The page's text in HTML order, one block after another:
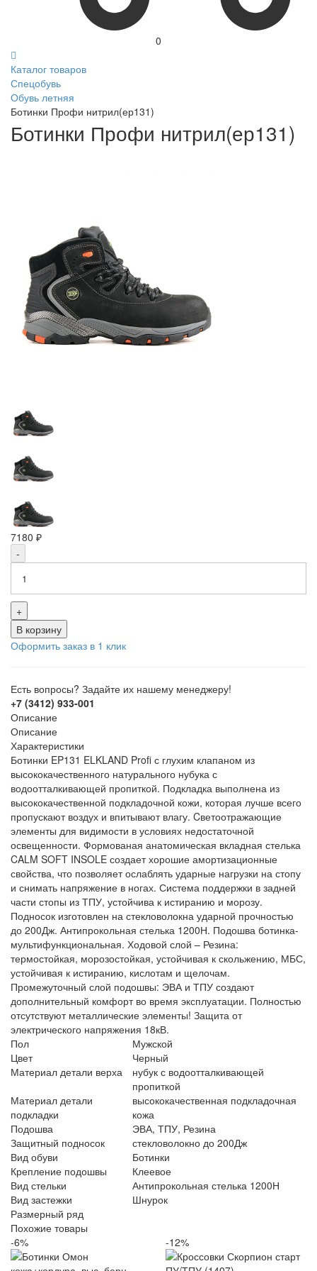
0
Каталог товаров
Спецобувь
Обувь летняя
Ботинки Профи нитрил(ер131)
Ботинки Профи нитрил(ер131)
7180 ₽
-
+
В корзину
Оформить заказ в 1 клик
Есть вопросы? Задайте их нашему менеджеру!
+7 (3412) 933-001
Описание
Описание
Характеристики
Ботинки EP131 ELKLAND Profi с глухим клапаном из
высококачественного натурального нубука с
водоотталкивающей пропиткой. Подкладка выполнена из
высококачественной подкладочной кожи, которая лучше всего
пропускают воздух и впитывают влагу. Cветоотражающие
элементы для видимости в условиях недостаточной
освещенности. Формованая анатомическая вкладная стелька
CALM SOFT INSOLE создает хорошие амортизационные
свойства, что позволяет ослаблять ударные нагрузки на стопу
и снимать напряжение в ногах. Система поддержки в задней
части стопы из ТПУ, устойчива к истиранию и морозу.
Подносок изготовлен на стекловолокна ударной прочностью
до 200Дж. Антипрокольная стелька 1200Н. Подошва ботинка-
мультифункциональная. Ходовой слой – Резина:
термостойкая, морозостойкая, устойчивая к скольжению, МБС,
устойчивая к истиранию, кислотам и щелочам.
Промежуточный слой подошвы: ЭВА и ТПУ создают
дополнительный комфорт во время эксплуатации. Полностью
отсутствуют металлические элементы! Защита от
электрического напряжения 18кВ.
Пол
Мужской
Цвет
Черный
Материал детали верха
нубук с водоотталкивающей
пропиткой
Материал детали
подкладки
высококачественная подкладочная
кожа
Подошва
ЭВА, ТПУ, Резина
Защитный подносок
стекловолокно до 200Дж
Вид обуви
Ботинки
Крепление подошвы
Клеевое
Вид стельки
Антипрокольная стелька 1200Н
Вид застежки
Шнурок
Размерный ряд
Похожие товары
-6%
-12%